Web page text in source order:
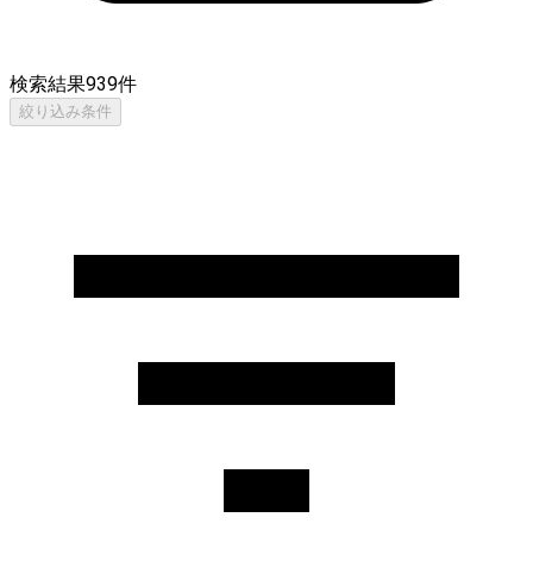
検索結果939件
絞り込み条件